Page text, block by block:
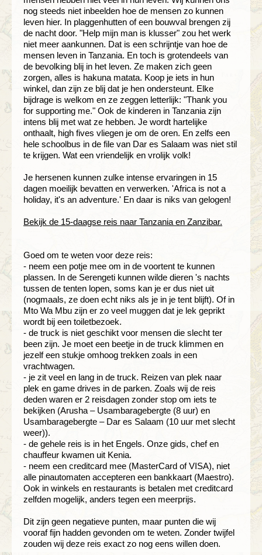
nog steeds niet inbeelden hoe de mensen zo kunnen
leven hier. In plaggenhutten of een bouwval brengen zij
de nacht door. "Help mijn man is klusser" zou het werk
niet meer aankunnen. Dat is een schrijntje van hoe de
mensen leven in Tanzania. En toch is grotendeels van
de bevolking blij in het leven. Ze maken zich geen
zorgen, alles is hakuna matata. Koop je iets in hun
winkel, dan zijn ze blij dat je hen ondersteunt. Elke
bijdrage is welkom en ze zeggen letterlijk: "Thank you
for supporting me." Ook de kinderen in Tanzania zijn
intens blij met wat ze hebben. Je wordt hartelijke
onthaalt, high fives vliegen je om de oren. En zelfs een
hele schoolbus in de file van Dar es Salaam was niet stil
te krijgen. Wat een vriendelijk en vrolijk volk!
Je hersenen kunnen zulke intense ervaringen in 15
dagen moeilijk bevatten en verwerken. 'Africa is not a
holiday, it's an adventure.' En daar is niks van gelogen!
Bekijk de 15-daagse reis naar Tanzania en Zanzibar.
Goed om te weten voor deze reis:
- neem een potje mee om in de voortent te kunnen
plassen. In de Serengeti kunnen wilde dieren 's nachts
tussen de tenten lopen, soms kan je er dus niet uit
(nogmaals, ze doen echt niks als je in je tent blijft). Of in
Mto Wa Mbu zijn er zo veel muggen dat je lek geprikt
wordt bij een toiletbezoek.
- de truck is niet geschikt voor mensen die slecht ter
been zijn. Je moet een beetje in de truck klimmen en
jezelf een stukje omhoog trekken zoals in een
vrachtwagen.
- je zit veel en lang in de truck. Reizen van plek naar
plek en game drives in de parken. Zoals wij de reis
deden waren er 2 reisdagen zonder stop om iets te
bekijken (Arusha – Usambaragebergte (8 uur) en
Usambaragebergte – Dar es Salaam (10 uur met slecht
weer)).
- de gehele reis is in het Engels. Onze gids, chef en
chauffeur kwamen uit Kenia.
- neem een creditcard mee (MasterCard of VISA), niet
alle pinautomaten accepteren een bankkaart (Maestro).
Ook in winkels en restaurants is betalen met creditcard
zelfden mogelijk, anders tegen een meerprijs.
Dit zijn geen negatieve punten, maar punten die wij
vooraf fijn hadden gevonden om te weten. Zonder twijfel
zouden wij deze reis exact zo nog eens willen doen.